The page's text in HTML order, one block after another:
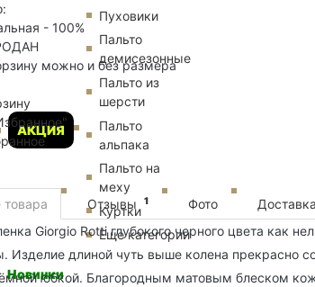
АКЦИЯ
Пуховики
Пальто
демисезонные
Пальто из
шерсти
Пальто
альпака
Пальто на
меху
Куртки
Еще категории
Новинки
- 100%
можно и без размера
Отзывы 1 Фото
Giorgio Rotti глубокого черного цвета как
Изделие длиной чуть выше колена прекрасно
юбкой. Благородным матовым блеском